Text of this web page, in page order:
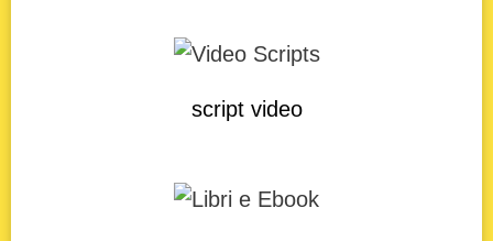
script video